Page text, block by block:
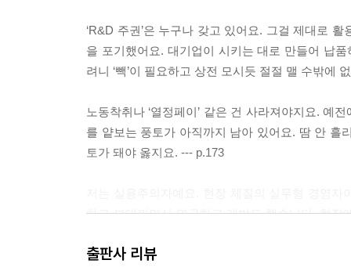
‘R&D 주권’은 누구나 갖고 있어요. 그걸 제대로
을 포기했어요. 대기업이 시키는 대로 만들어 납
려니 ‘빽’이 필요하고 상전 모시듯 절절 맬 수밖에
노동착취나 ‘열정페이’ 같은 건 사라져야지요. 예
를 얕보는 풍토가 아직까지 남아 있어요. 땀 안 흘
토가 돼야 옳지요. --- p.173
하고 부대끼면서 연구하고 개발도 했습니다. 현
무슨 문젭니까. --- p.176
출판사 리뷰